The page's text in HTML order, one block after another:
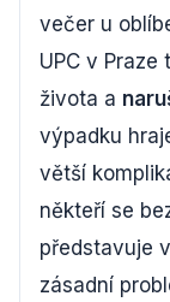
večer u
UPC v
života a
výpadku
větší
někteří se
představuje
zásadní